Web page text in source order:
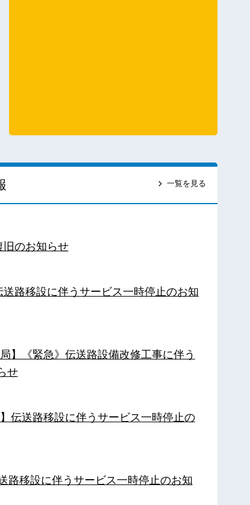
一覧を見る
旧のお知らせ
路移設に伴うサービス一時停止のお知
】《緊急》伝送路設備改修工事に伴う
せ
伝送路移設に伴うサービス一時停止の
路移設に伴うサービス一時停止のお知